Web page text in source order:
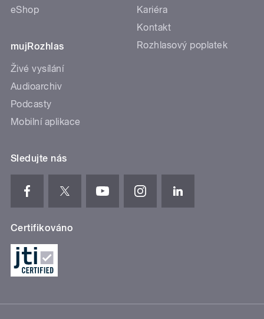
eShop
mujRozhlas
Živé vysílání
Audioarchiv
Podcasty
Mobilní aplikace
Kariéra
Kontakt
Rozhlasový poplatek
Sledujte nás
Certifikováno